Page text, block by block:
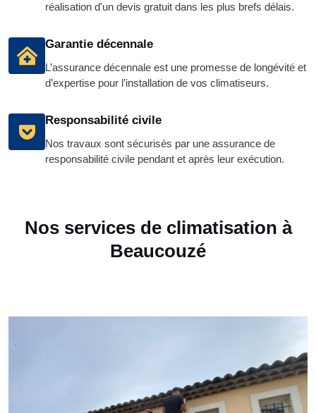
réalisation d'un devis gratuit dans les plus brefs délais.
Garantie décennale
L’assurance décennale est une promesse de longévité et
d’expertise pour l’installation de vos climatiseurs.
Responsabilité civile
Nos travaux sont sécurisés par une assurance de
responsabilité civile pendant et après leur exécution.
Nos services de climatisation à
Beaucouzé